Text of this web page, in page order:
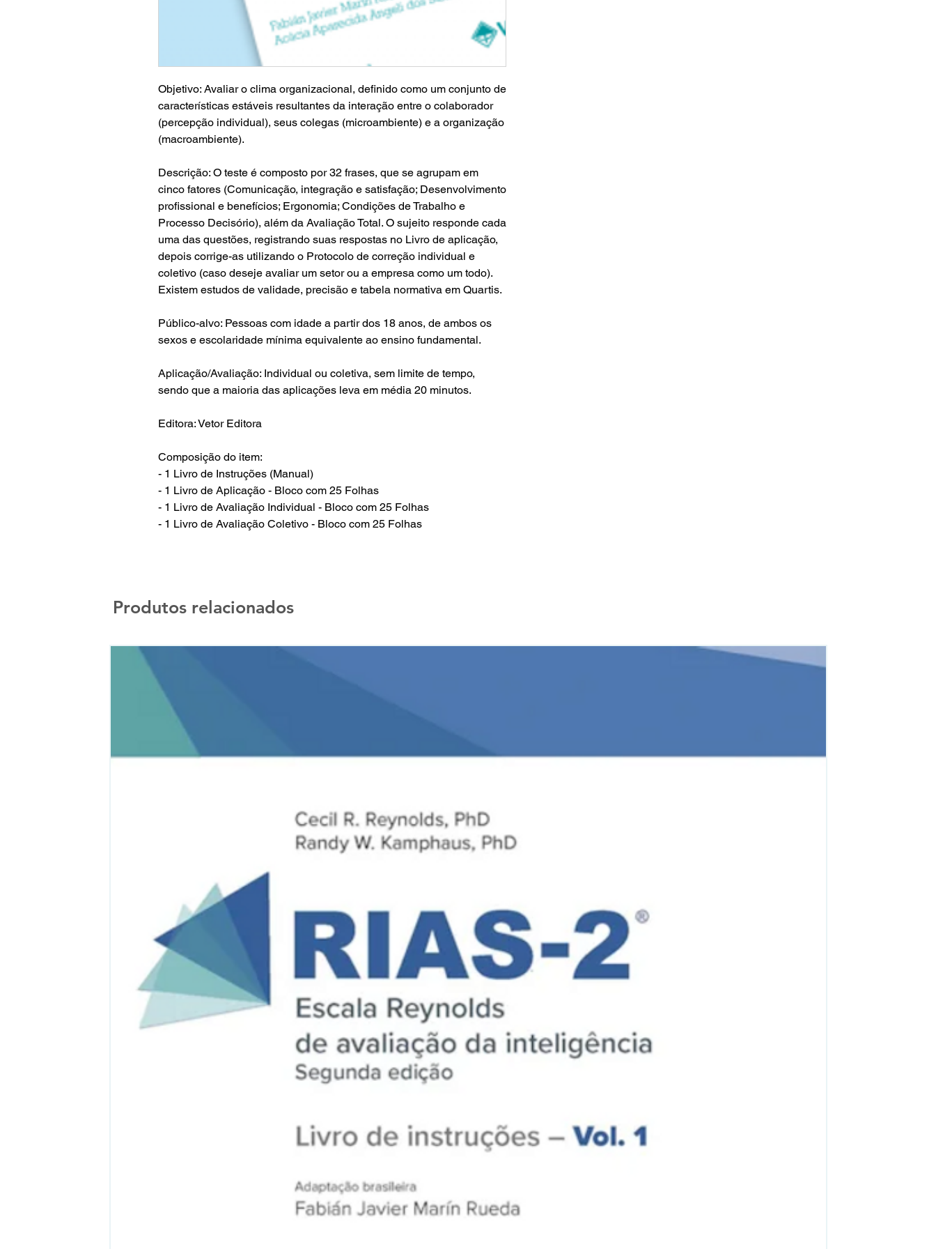
Objetivo: Avaliar o clima organizacional, definido como um conjunto de
características estáveis resultantes da interação entre o colaborador
(percepção individual), seus colegas (microambiente) e a organização
(macroambiente).
Descrição: O teste é composto por 32 frases, que se agrupam em
cinco fatores (Comunicação, integração e satisfação; Desenvolvimento
profissional e benefícios; Ergonomia; Condições de Trabalho e
Processo Decisório), além da Avaliação Total. O sujeito responde cada
uma das questões, registrando suas respostas no Livro de aplicação,
depois corrige-as utilizando o Protocolo de correção individual e
coletivo (caso deseje avaliar um setor ou a empresa como um todo).
Existem estudos de validade, precisão e tabela normativa em Quartis.
Público-alvo: Pessoas com idade a partir dos 18 anos, de ambos os
sexos e escolaridade mínima equivalente ao ensino fundamental.
Aplicação/Avaliação: Individual ou coletiva, sem limite de tempo,
sendo que a maioria das aplicações leva em média 20 minutos.
Editora: Vetor Editora
Composição do item:
- 1 Livro de Instruções (Manual)
- 1 Livro de Aplicação - Bloco com 25 Folhas
- 1 Livro de Avaliação Individual - Bloco com 25 Folhas
- 1 Livro de Avaliação Coletivo - Bloco com 25 Folhas
Produtos relacionados